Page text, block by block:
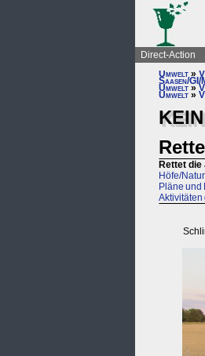
Direct-Action
Umwelt »
Saasen/GI/
Umwelt »
Umwelt »
Rettet
Höfe/
Pläne und
Aktivitäten